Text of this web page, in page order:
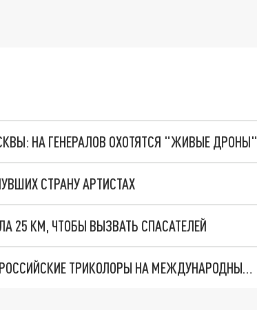
НА ГЕНЕРАЛОВ ОХОТЯТСЯ "ЖИВЫЕ ДРОНЫ"
СТРАНУ АРТИСТАХ
25 КМ, ЧТОБЫ ВЫЗВАТЬ СПАСАТЕЛЕЙ
СЕРБСКИЕ БОЛЕЛЬЩИКИ НАЧАЛИ ПРИНОСИТЬ РОССИЙСКИЕ ТРИКОЛОРЫ НА МЕЖДУНАРОДНЫЕ МАТЧИ